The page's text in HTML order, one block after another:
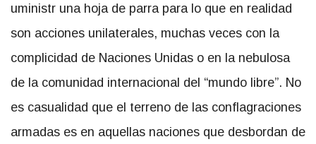
uministr una hoja de parra para lo que en realidad
son acciones unilaterales, muchas veces con la
complicidad de Naciones Unidas o en la nebulosa
de la comunidad internacional del “mundo libre”. No
es casualidad que el terreno de las conflagraciones
armadas es en aquellas naciones que desbordan de